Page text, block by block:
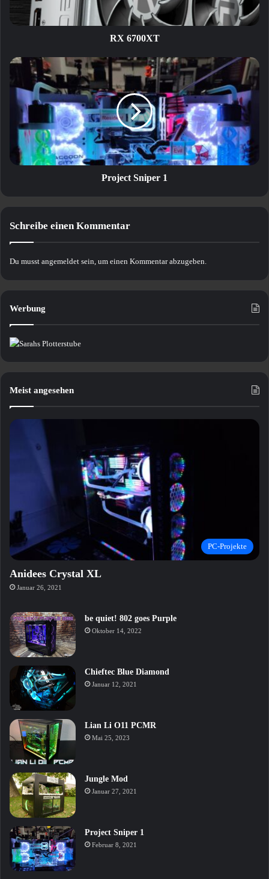
RX 6700XT
Project
1
Project Sniper 1
Schreibe einen Kommentar
Du musst angemeldet sein, um einen Kommentar abzugeben.
Werbung
Meist angesehen
PC-Projekte
Anidees Crystal XL
Januar 26, 2021
be quiet! 802 goes Purple
Oktober 14, 2022
Chieftec Blue Diamond
Januar 12, 2021
Lian Li O11 PCMR
Mai 25, 2023
Jungle Mod
Januar 27, 2021
Project Sniper 1
Februar 8, 2021